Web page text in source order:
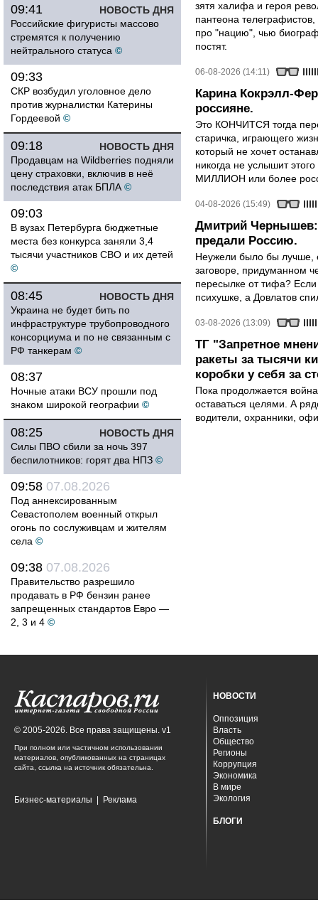
НОВОСТЬ ДНЯ
09:41
Российские фигуристы массово
стремятся к получению
нейтрального статуса ©
09:33
СКР возбудил уголовное дело
против журналистки Катерины
Гордеевой ©
НОВОСТЬ ДНЯ
09:18
Продавцам на Wildberries подняли
цену страховки, включив в неё
последствия атак БПЛА ©
09:03
В вузах Петербурга бюджетные
места без конкурса заняли 3,4
тысячи участников СВО и их детей
©
НОВОСТЬ ДНЯ
08:45
Украина не будет бить по
инфраструктуре трубопроводного
консорциума и по не связанным с
РФ танкерам ©
08:37
Ночные атаки ВСУ прошли под
знаком широкой географии ©
НОВОСТЬ ДНЯ
08:25
Силы ПВО сбили за ночь 397
беспилотников: горят два НПЗ ©
09:58 07.08.2026
Под аннексированным
Севастополем военный открыл
огонь по сослуживцам и жителям
села ©
09:38 07.08.2026
Правительство разрешило
продавать в РФ бензин ранее
запрещенных стандартов Евро —
2, 3 и 4 ©
зятя халифа и героя
пантеона
про "нацию", чью
постят.
06-08-2026 (14:11)
Карина Кокрэлл-
россияне.
Это КОНЧИТСЯ тогда
старичка, играющего
который не хочет
никогда не услышит
МИЛЛИОН или более
04-08-2026 (15:49)
Дмитрий Чернышев:
предали Россию.
Неужели было бы лучше,
заговоре, придуманном
пересылке от тифа?
психушке, а Довлатов
03-08-2026 (13:09)
ТГ "Запретное
ракеты за тысячи
коробки у себя за
Пока продолжается
оставаться целями. А
водители, охранники,
© 2005-2026. Все права защищены. v1
При полном или частичном использовании
материалов, опубликованных на страницах
сайта, ссылка на источник обязательна.
Бизнес-материалы Реклама
НОВОСТИ
Оппозиция
Власть
Общество
Регионы
Коррупция
Экономика
В мире
Экология
БЛОГИ